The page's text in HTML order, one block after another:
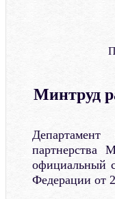
Минтруд
партнерства
официальный
Федерации от